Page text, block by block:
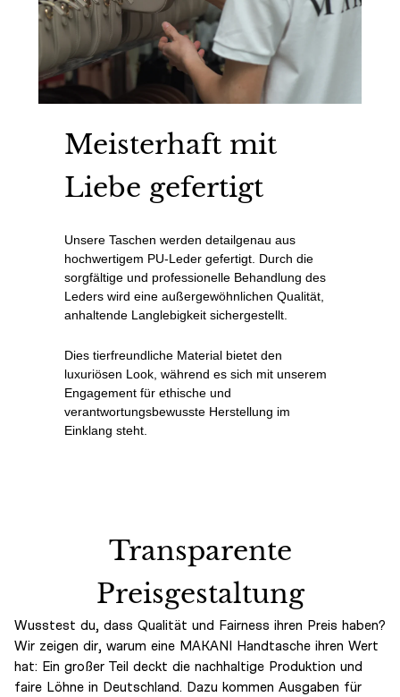
Meisterhaft mit
Liebe gefertigt
Unsere Taschen werden detailgenau aus
hochwertigem PU-Leder gefertigt. Durch die
sorgfältige und professionelle Behandlung des
Leders wird eine außergewöhnlichen Qualität,
anhaltende Langlebigkeit sichergestellt.
Dies tierfreundliche Material bietet den
luxuriösen Look, während es sich mit unserem
Engagement für ethische und
verantwortungsbewusste Herstellung im
Einklang steht.
Transparente
Preisgestaltung
Wusstest du, dass Qualität und Fairness ihren Preis haben?
Wir zeigen dir, warum eine MAKANI Handtasche ihren Wert
hat: Ein großer Teil deckt die nachhaltige Produktion und
faire Löhne in Deutschland. Dazu kommen Ausgaben für